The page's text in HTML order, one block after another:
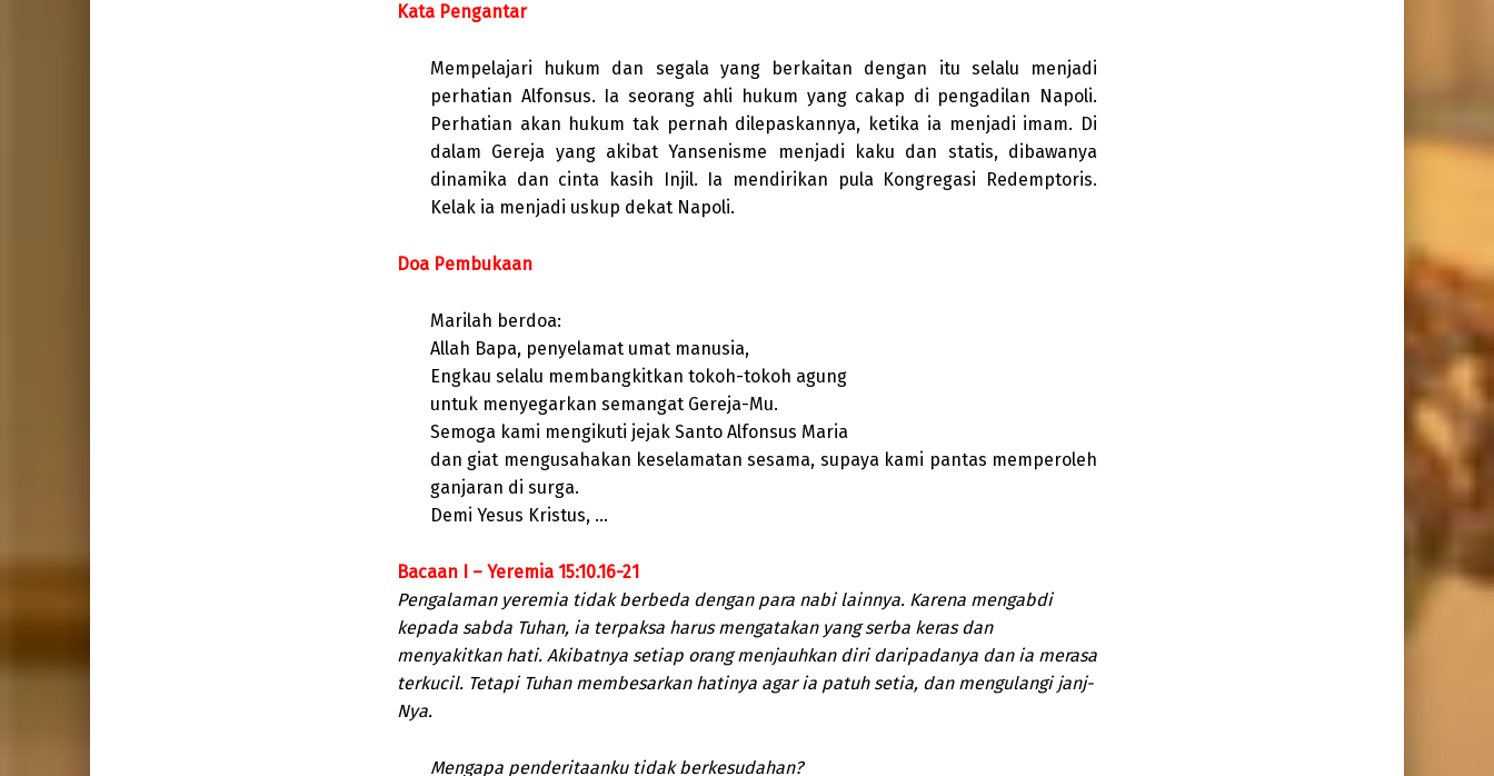
Kata Pengantar
Mempelajari hukum dan segala yang berkaitan dengan itu selalu menjadi
perhatian Alfonsus. Ia seorang ahli hukum yang cakap di pengadilan Napoli.
Perhatian akan hukum tak pernah dilepaskannya, ketika ia menjadi imam. Di
dalam Gereja yang akibat Yansenisme menjadi kaku dan statis, dibawanya
dinamika dan cinta kasih Injil. Ia mendirikan pula Kongregasi Redemptoris.
Kelak ia menjadi uskup dekat Napoli.
Doa Pembukaan
Marilah berdoa:
Allah Bapa, penyelamat umat manusia,
Engkau selalu membangkitkan tokoh-tokoh agung
untuk menyegarkan semangat Gereja-Mu.
Semoga kami mengikuti jejak Santo Alfonsus Maria
dan giat mengusahakan keselamatan sesama, supaya kami pantas memperoleh
ganjaran di surga.
Demi Yesus Kristus, …
Bacaan I – Yeremia 15:10.16-21
Pengalaman yeremia tidak berbeda dengan para nabi lainnya. Karena mengabdi
kepada sabda Tuhan, ia terpaksa harus mengatakan yang serba keras dan
menyakitkan hati. Akibatnya setiap orang menjauhkan diri daripadanya dan ia merasa
terkucil. Tetapi Tuhan membesarkan hatinya agar ia patuh setia, dan mengulangi janj-
Nya.
Mengapa penderitaanku tidak berkesudahan?